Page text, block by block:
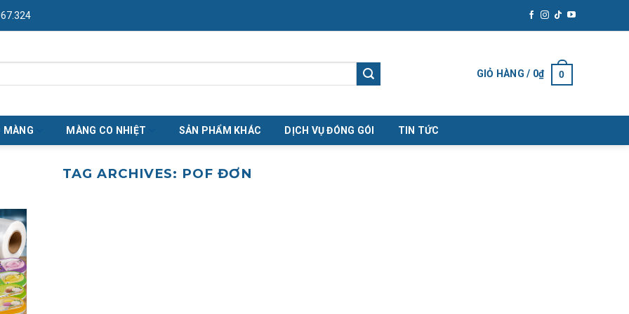
GIỎ HÀNG / 0₫ 0
MÀNG MÀNG CO NHIỆT SẢN PHẨM KHÁC DỊCH VỤ ĐÓNG GÓI TIN TỨC
TAG ARCHIVES: POF ĐƠN